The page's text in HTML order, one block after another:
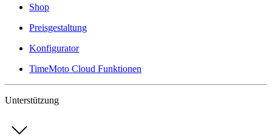
Shop
Preisgestaltung
Konfigurator
TimeMoto Cloud Funktionen
Unterstützung